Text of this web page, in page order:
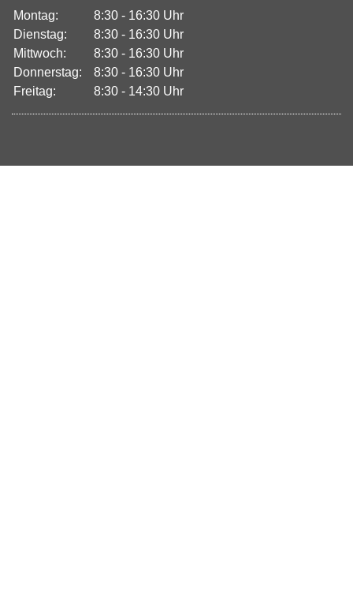
Montag:
8:30 - 16:30 Uhr
Dienstag:
8:30 - 16:30 Uhr
Mittwoch:
8:30 - 16:30 Uhr
Donnerstag:
8:30 - 16:30 Uhr
Freitag:
8:30 - 14:30 Uhr